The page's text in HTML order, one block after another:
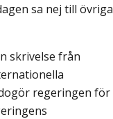
sa nej till övriga
skrivelse från
regeringen för